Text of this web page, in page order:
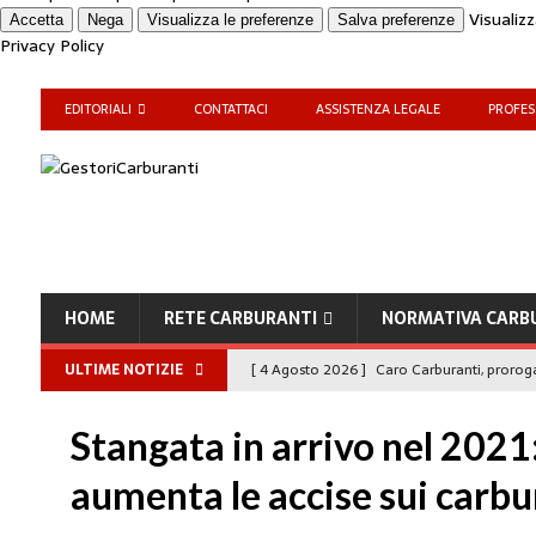
Accetta Nega Visualizza le preferenze Salva preferenze
Privacy Policy
EDITORIALI CONTATTACI ASSISTENZA LEGALE
HOME RETE CARBURANTI NORMATIVA
ULTIME NOTIZIE [ 4 Agosto 2026 ] Caro Carburanti,
amministrato»
MERCATO PREZZI
[ 31 Luglio 2026 ] IP rinnova l’accordo
Stangata in arrivo nel
aumenta le accise sui